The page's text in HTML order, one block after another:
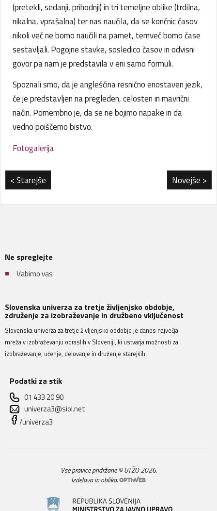
(pretekli, sedanji, prihodnji) in tri temeljne oblike (trdilna,
nikalna, vprašalna) ter nas naučila, da se končnic časov
nikoli več ne bomo naučili na pamet, temveč bomo čase
sestavljali. Pogojne stavke, sosledico časov in odvisni
govor pa nam je predstavila v eni samo formuli.
Spoznali smo, da je angleščina resnično enostaven jezik,
če je predstavljen na pregleden, celosten in mavrični
način. Pomembno je, da se ne bojimo napake in da
vedno poiščemo bistvo.
Fotogalerija
< Starejše Novejše >
Ne spreglejte
Vabimo vas
Slovenska univerza za tretje življenjsko obdobje,
združenje za izobraževanje in družbeno vključenost
Slovenska univerza za tretje življenjsko obdobje je danes največja
mreža v izobraževanju odraslih v Sloveniji, ki ustvarja možnosti za
izobraževanje, učenje, delovanje in druženje starejših.
Podatki za stik
01 433 20 90
univerza3@siol.net
/univerza3
Vse pravice pridržane © UTŽO 2026.
Izdelava in oblika: